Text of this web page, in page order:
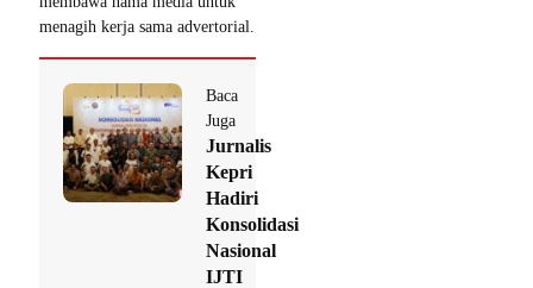
menagih kerja sama advertorial.
Baca
Juga
Jurnalis
Kepri
Hadiri
Konsolidasi
Nasional
IJTI